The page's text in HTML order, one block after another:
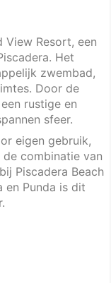
View Resort, een
Het
zwembad,
Door de
rustige en
sfeer.
eigen gebruik,
combinatie van
Piscadera Beach
en Punda is dit